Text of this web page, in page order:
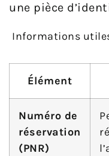
une pièce
Informations
Élément
Numéro de
réservation
(PNR)